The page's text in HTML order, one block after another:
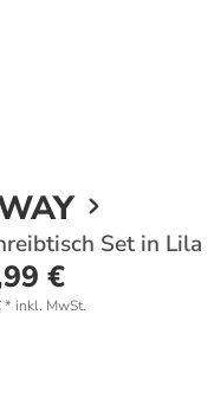
Set in Lila
€
* inkl. MwSt.